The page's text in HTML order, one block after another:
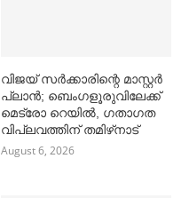
വിജയ് സര്‍ക്കാരിന്റെ മാസ്റ്റര്‍
പ്ലാന്‍; ബെംഗളൂരുവിലേക്ക്
മെട്രോ റെയില്‍, ഗതാഗത
വിപ്ലവത്തിന് തമിഴ്‌നാട്
August 6, 2026